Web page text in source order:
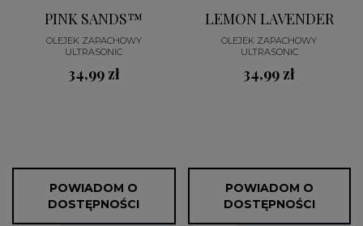
PINK SANDS™
OLEJEK ZAPACHOWY
ULTRASONIC
34,99 zł
POWIADOM O
DOSTĘPNOŚCI
LEMON LAVENDER
OLEJEK ZAPACHOWY
ULTRASONIC
34,99 zł
POWIADOM O
DOSTĘPNOŚCI